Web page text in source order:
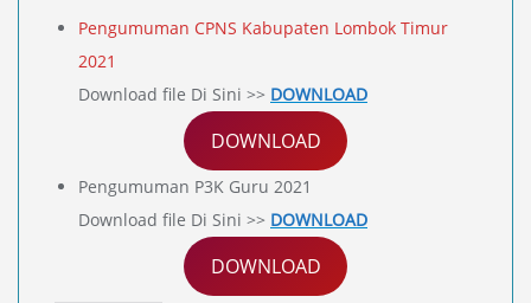
Pengumuman CPNS Kabupaten Lombok Timur
2021
Download file Di Sini >> DOWNLOAD
DOWNLOAD
Pengumuman P3K Guru 2021
Download file Di Sini >> DOWNLOAD
DOWNLOAD